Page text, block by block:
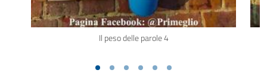
Il peso delle parole 4